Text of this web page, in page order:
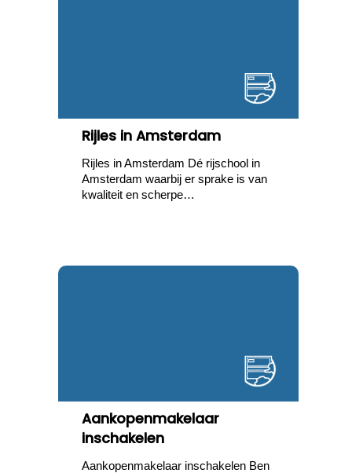
Rijles in Amsterdam
Rijles in Amsterdam Dé rijschool in
Amsterdam waarbij er sprake is van
kwaliteit en scherpe…
Aankopenmakelaar
inschakelen
Aankopenmakelaar inschakelen Ben